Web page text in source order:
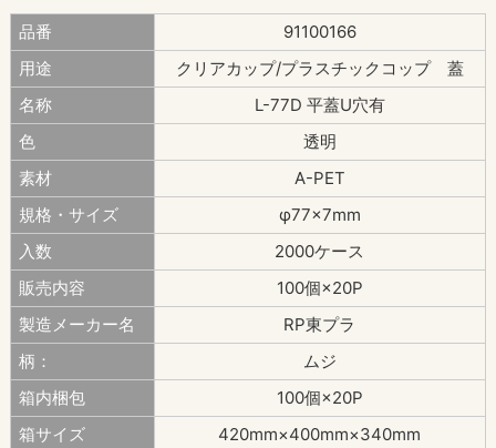
品番
91100166
用途
クリアカップ/プラスチックコップ 蓋
名称
L-77D 平蓋U穴有
色
透明
素材
A-PET
規格・サイズ
φ77×7mm
入数
2000ケース
販売内容
100個×20P
製造メーカー名
RP東プラ
柄：
ムジ
箱内梱包
100個×20P
箱サイズ
420mm×400mm×340mm